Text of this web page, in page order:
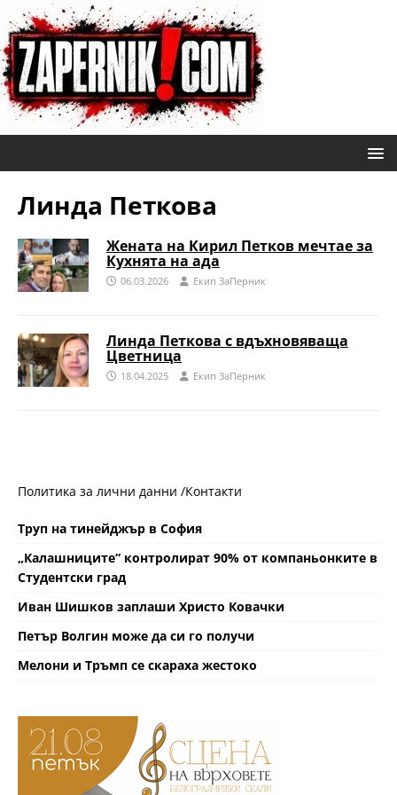
Линда Петкова
Жената на Кирил Петков мечтае за
Кухнята на ада
06.03.2026 Eкип ЗаПерник
Линда Петкова с вдъхновяваща
Цветница
18.04.2025 Eкип ЗаПерник
Политика за лични данни /Контакти
Труп на тинейджър в София
„Калашниците“ контролират 90% от компаньонките в
Студентски град
Иван Шишков заплаши Христо Ковачки
Петър Волгин може да си го получи
Мелони и Тръмп се скараха жестоко